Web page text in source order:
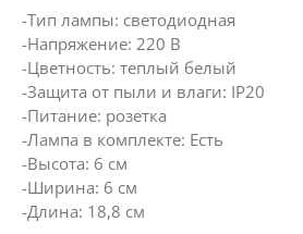
-Тип лампы: светодиодная
-Напряжение: 220 В
-Цветность: теплый белый
-Защита от пыли и влаги: IP20
-Питание: розетка
-Лампа в комплекте: Есть
-Высота: 6 см
-Ширина: 6 см
-Длина: 18,8 см